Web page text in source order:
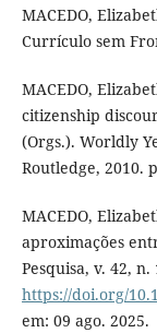
MACEDO,
Currículo sem
MACEDO,
citizenship
(Orgs.). Worldly
Routledge, 2010.
MACEDO,
aproximações
Pesquisa, v. 42,
https://doi.org/
em: 09 ago. 2025.